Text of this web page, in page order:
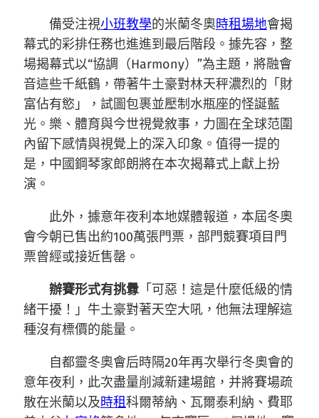
備受注視小班教學的米蘭冬奧時租場地會揭
幕式的彩排任務也進進到最后階段。據先容，整
場揭幕式以“協調（Harmony）”為主題，將融會
音這些千紙鶴，帶著牛土豪對林天秤濃烈的「財
富佔有慾」，試圖包裹並壓制水瓶座的怪誕藍
光。樂、體育與今世視覺敘事，力圖在全球范圍
內留下感情與視覺上的深入印象。值得一提的
是，中國鋼琴家郎朗將在本次揭幕式上獻上扮
演。
此外，據意年夜利本地媒體報道，本屆冬奧
會今朝已售出約100萬張門票，部門競賽項目門
票曾經或接近售罄。
辦賽形式有挑釁「可惡！這是什麼低級的情
緒干擾！」牛土豪對著天空大吼，他無法理解這
種沒有標價的能量。
自都靈冬奧會后時隔20年再次舉行冬奧會的
意年夜利，此次盡量削減新建場館，并將賽場疏
散在米蘭以及時租科爾蒂納、瓦爾泰利納、費耶